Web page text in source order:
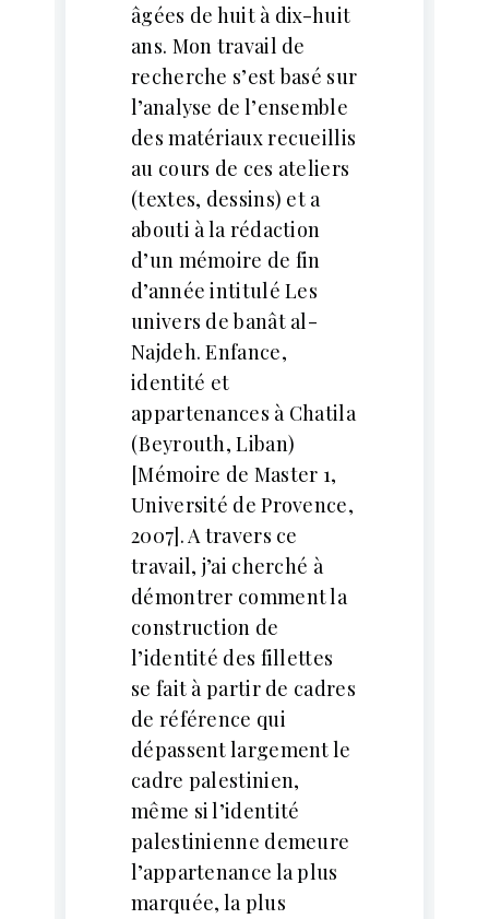
âgées de huit à dix-huit
ans. Mon travail de
recherche s’est basé sur
l’analyse de l’ensemble
des matériaux recueillis
au cours de ces ateliers
(textes, dessins) et a
abouti à la rédaction
d’un mémoire de fin
d’année intitulé Les
univers de banât al-
Najdeh. Enfance,
identité et
appartenances à Chatila
(Beyrouth, Liban)
[Mémoire de Master 1,
Université de Provence,
2007]. A travers ce
travail, j’ai cherché à
démontrer comment la
construction de
l’identité des fillettes
se fait à partir de cadres
de référence qui
dépassent largement le
cadre palestinien,
même si l’identité
palestinienne demeure
l’appartenance la plus
marquée, la plus